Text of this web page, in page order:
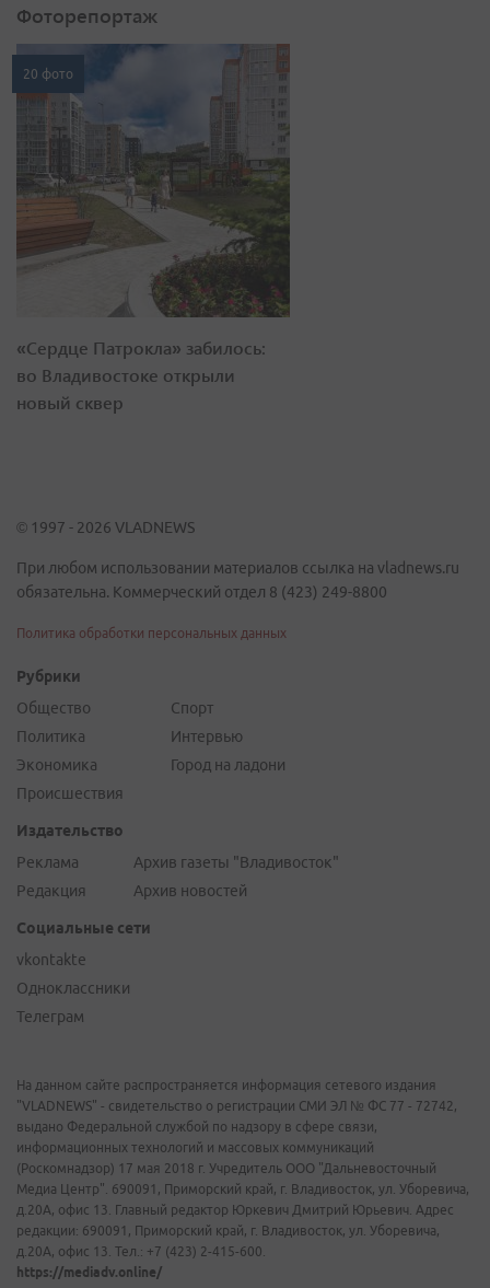
Фоторепортаж
20 фото
«Сердце Патрокла» забилось:
во Владивостоке открыли
новый сквер
© 1997 - 2026 VLADNEWS
При любом использовании материалов ссылка на vladnews.ru
обязательна. Коммерческий отдел 8 (423) 249-8800
Политика обработки персональных данных
Рубрики
Общество
Политика
Экономика
Происшествия
Спорт
Интервью
Город на ладони
Издательство
Реклама
Редакция
Архив газеты "Владивосток"
Архив новостей
Социальные сети
vkontakte
Одноклассники
Телеграм
На данном сайте распространяется информация сетевого издания
"VLADNEWS" - свидетельство о регистрации СМИ ЭЛ № ФС 77 - 72742,
выдано Федеральной службой по надзору в сфере связи,
информационных технологий и массовых коммуникаций
(Роскомнадзор) 17 мая 2018 г. Учредитель ООО "Дальневосточный
Медиа Центр". 690091, Приморский край, г. Владивосток, ул. Уборевича,
д.20А, офис 13. Главный редактор Юркевич Дмитрий Юрьевич. Адрес
редакции: 690091, Приморский край, г. Владивосток, ул. Уборевича,
д.20А, офис 13. Тел.: +7 (423) 2-415-600.
https://mediadv.online/